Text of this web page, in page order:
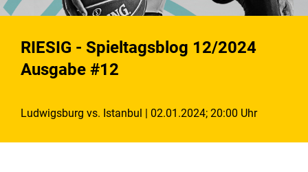
RIESIG - Spieltagsblog 12/2024
Ausgabe #12
Ludwigsburg vs. Istanbul | 02.01.2024; 20:00 Uhr